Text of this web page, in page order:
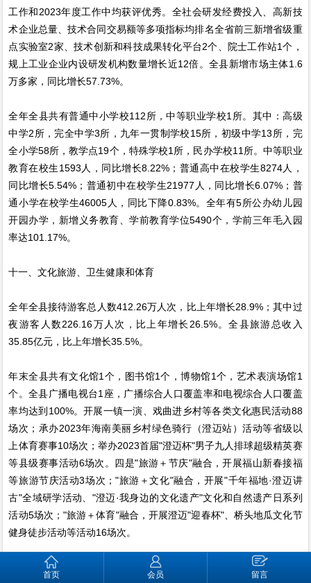
工作和2023年度工作中均获评优秀。全社会研发经费投入、高新技
术企业总量、技术合同交易额等多项指标均排名全省前三新增省级重
点实验室2家、技术创新和科技成果转化平台2个、院士工作站1个，
规上工业企业内设研发机构数量增长近12倍。全县新增市场主体1.6
万多家，同比增长57.73%。
全年全县共有普通中小学校112所，中等职业学校1所。其中：高级
中学2所，完全中学3所，九年一贯制学校15所，初级中学13所，完
全小学58所，教学点19个，特殊学校1所，民办学校11所。中等职业
教育在校生1593人，同比增长8.22%；普通高中在校学生8274人，
同比增长5.54%；普通初中在校学生21977人，同比增长6.07%；普
通小学在校学生46005人，同比下降0.83%。全年有5所公办幼儿园
开园办学，新增义务教育、学前教育学位5490个，学前三年毛入园
率达101.17%。
十一、文化旅游、卫生健康和体育
全年全县接待游客总人数412.26万人次，比上年增长28.9%；其中过
夜游客人数226.16万人次，比上年增长26.5%。全县旅游总收入
35.85亿元，比上年增长35.5%。
年末全县共有文化馆1个，图书馆1个，博物馆1个，艺术表演场馆1
个。全县广播电视台1座，广播综合人口覆盖率和电视综合人口覆盖
率均达到100%。开展一镇一演、戏曲进乡村等各类文化惠民活动88
场次；承办2023年海南美丽乡村绿色骑行（澄迈站）活动等省级以
上体育赛事10场次；举办2023首届"澄迈杯"男子九人排球超级精英赛
等县级赛事活动6场次。四是"旅游＋节庆"融合，开展福山新春接福
等旅游节庆活动3场次；"旅游＋文化"融合，开展"千年福地·澄迈讲
古"全域研学活动、"澄迈·我身边的文化遗产"文化和自然遗产日系列
活动5场次；"旅游＋体育"融合，开展澄迈"迎春杯"、桥头地瓜文化节
健身徒步活动等活动16场次。
全年全县共有卫生机构数442个，同比增长1.1%；床位数达3060
首页 会员 留言